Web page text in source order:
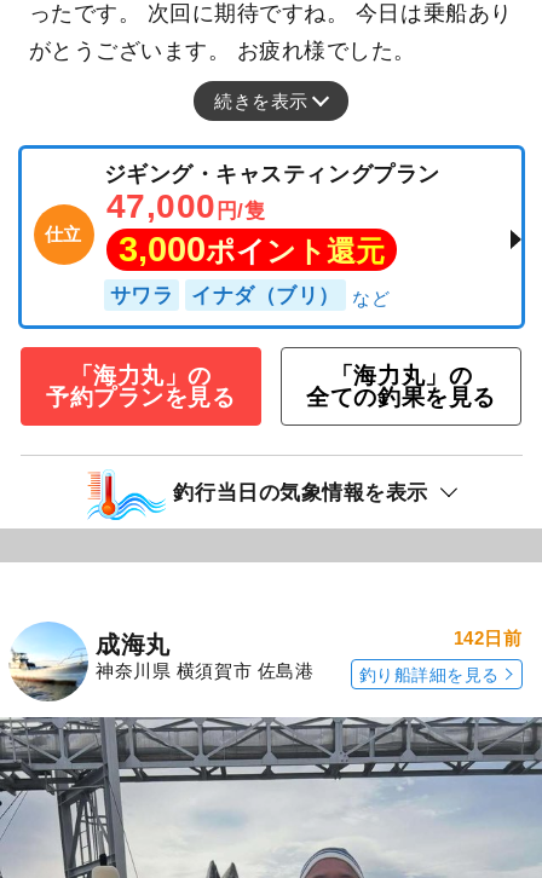
ったです。 次回に期待ですね。 今日は乗船あり
がとうございます。 お疲れ様でした。
続きを表示
仕立
ジギング・キャスティングプラン
47,000 円/隻
3,000ポイント還元
サワラ イナダ（ブリ）
「海力丸」の
予約プランを見る
「海力丸」の
全ての釣果を見る
釣行当日の気象情報を表示
成海丸
神奈川県 横須賀市 佐島港
142日前
釣り船詳細を見る